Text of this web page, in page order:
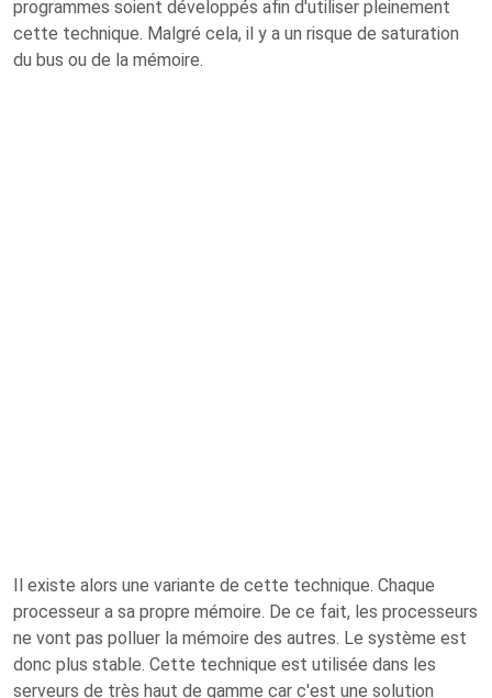
programmes soient développés afin d'utiliser pleinement
cette technique. Malgré cela, il y a un risque de saturation
du bus ou de la mémoire.
Il existe alors une variante de cette technique. Chaque
processeur a sa propre mémoire. De ce fait, les processeurs
ne vont pas polluer la mémoire des autres. Le système est
donc plus stable. Cette technique est utilisée dans les
serveurs de très haut de gamme car c'est une solution